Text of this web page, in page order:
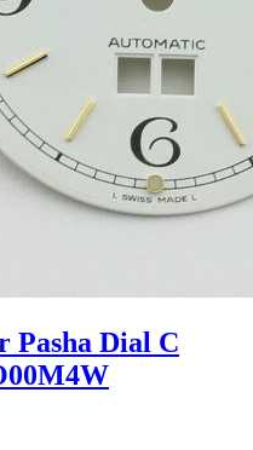
Pasha Dial C